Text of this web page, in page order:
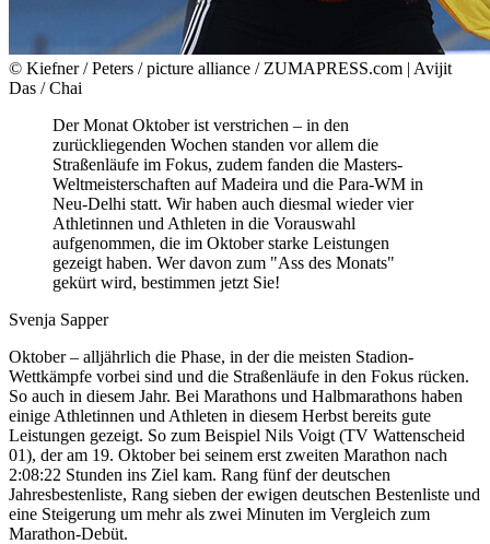
© Kiefner / Peters / picture alliance / ZUMAPRESS.com | Avijit
Das / Chai
Der Monat Oktober ist verstrichen – in den
zurückliegenden Wochen standen vor allem die
Straßenläufe im Fokus, zudem fanden die Masters-
Weltmeisterschaften auf Madeira und die Para-WM in
Neu-Delhi statt. Wir haben auch diesmal wieder vier
Athletinnen und Athleten in die Vorauswahl
aufgenommen, die im Oktober starke Leistungen
gezeigt haben. Wer davon zum "Ass des Monats"
gekürt wird, bestimmen jetzt Sie!
Svenja Sapper
Oktober – alljährlich die Phase, in der die meisten Stadion-
Wettkämpfe vorbei sind und die Straßenläufe in den Fokus rücken.
So auch in diesem Jahr. Bei Marathons und Halbmarathons haben
einige Athletinnen und Athleten in diesem Herbst bereits gute
Leistungen gezeigt. So zum Beispiel Nils Voigt (TV Wattenscheid
01), der am 19. Oktober bei seinem erst zweiten Marathon nach
2:08:22 Stunden ins Ziel kam. Rang fünf der deutschen
Jahresbestenliste, Rang sieben der ewigen deutschen Bestenliste und
eine Steigerung um mehr als zwei Minuten im Vergleich zum
Marathon-Debüt.